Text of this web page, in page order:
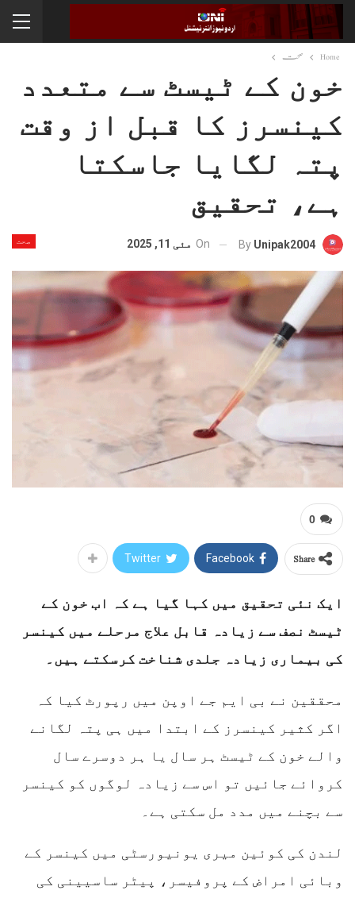
Home صحت
خون کے ٹیسٹ سے متعدد
کینسرز کا قبل از وقت
پتہ لگایا جاسکتا
ہے، تحقیق
صحت By Unipak2004
On مئی 11, 2025
0
Share
Facebook
Twitter
ایک نئی تحقیق میں کہا گیا ہے کہ اب خون کے
ٹیسٹ نصف سے زیادہ قابل علاج مرحلے میں کینسر
کی بیماری زیادہ جلدی شناخت کرسکتے ہیں۔
محققین نے بی ایم جے اوپن میں رپورٹ کیا کہ
اگر کثیر کینسرز کے ابتدا میں ہی پتہ لگانے
والے خون کے ٹیسٹ ہر سال یا ہر دوسرے سال
کروائے جائیں تو اس سے زیادہ لوگوں کو کینسر
سے بچنے میں مدد مل سکتی ہے۔
لندن کی کوئین میری یونیورسٹی میں کینسر کے
وبائی امراض کے پروفیسر، پیٹر ساسیینی کی